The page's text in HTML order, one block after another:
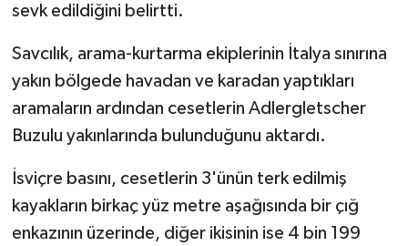
sevk edildiğini belirtti.
Savcılık, arama-kurtarma ekiplerinin İtalya sınırına
yakın bölgede havadan ve karadan yaptıkları
aramaların ardından cesetlerin Adlergletscher
Buzulu yakınlarında bulunduğunu aktardı.
İsviçre basını, cesetlerin 3'ünün terk edilmiş
kayakların birkaç yüz metre aşağısında bir çığ
enkazının üzerinde, diğer ikisinin ise 4 bin 199